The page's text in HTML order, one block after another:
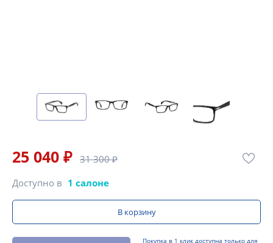
25 040 ₽ 31 300 ₽
Доступно в 1 салоне
В корзину
Покупка в 1 клик доступна только для